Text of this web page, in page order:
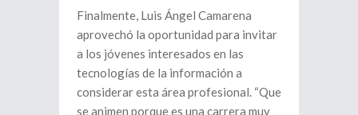
Finalmente, Luis Ángel Camarena
aprovechó la oportunidad para invitar
a los jóvenes interesados en las
tecnologías de la información a
considerar esta área profesional. “Que
se animen porque es una carrera muy